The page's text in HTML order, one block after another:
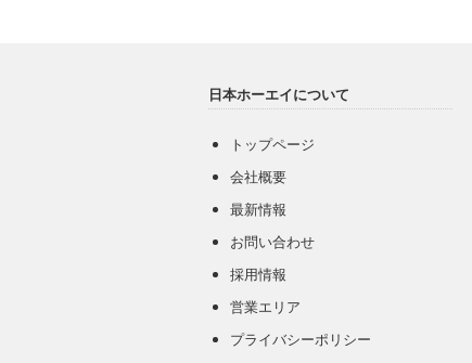
日本ホーエイについて
トップページ
会社概要
最新情報
お問い合わせ
採用情報
営業エリア
プライバシーポリシー